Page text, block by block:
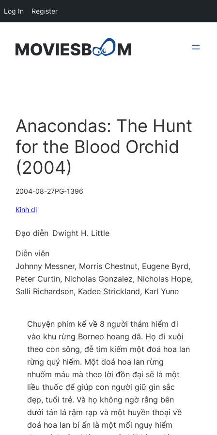
content
Anacondas: The Hunt
for the Blood Orchid
(2004)
2004-08-27PG-1396
Kinh dị
Đạo diễn Dwight H. Little
Diễn viên
Johnny Messner, Morris Chestnut, Eugene Byrd,
Peter Curtin, Nicholas Gonzalez, Nicholas Hope,
Salli Richardson, Kadee Strickland, Karl Yune
Chuyện phim kể về 8 người thám hiểm đi
vào khu rừng Borneo hoang dã. Họ đi xuôi
theo con sông, đễ tìm kiếm một đoá hoa lan
rừng quý hiếm. Một đoá hoa lan rừng
nhuốm máu mà theo lời đồn đại sẽ là một
liều thuốc để giúp con người giữ gìn sắc
đẹp, tuổi trẻ. Và họ không ngờ rằng bên
dưới tán lá rậm rạp và một huyền thoại về
đoá hoa lan bí ẩn là một mối nguy hiểm
Log In Register